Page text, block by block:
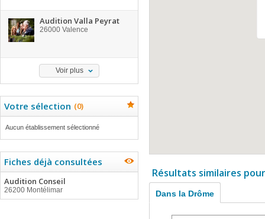
Audition Valla Peyrat
26000 Valence
Voir plus
Votre sélection (0)
Aucun établissement sélectionné
Fiches déjà consultées
Audition Conseil
26200 Montélimar
Résultats similaires
Dans la Drôme